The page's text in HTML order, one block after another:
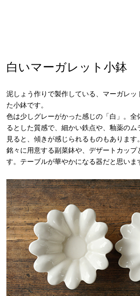
白いマーガレット小鉢
泥しょう作りで製作している、マーガレッ
た小鉢です。
色は少しグレーがかった感じの「白」。全
るとした質感で、細かい鉄点や、釉薬のム
見ると、傾きが感じられるものもあります。
銘々に用意する副菜鉢や、デザートカップ
す。テーブルが華やかになる器だと思いま